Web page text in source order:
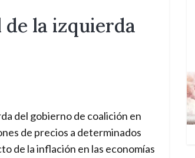
la izquierda
del gobierno de coalición en
de precios a determinados
de la inflación en las economías